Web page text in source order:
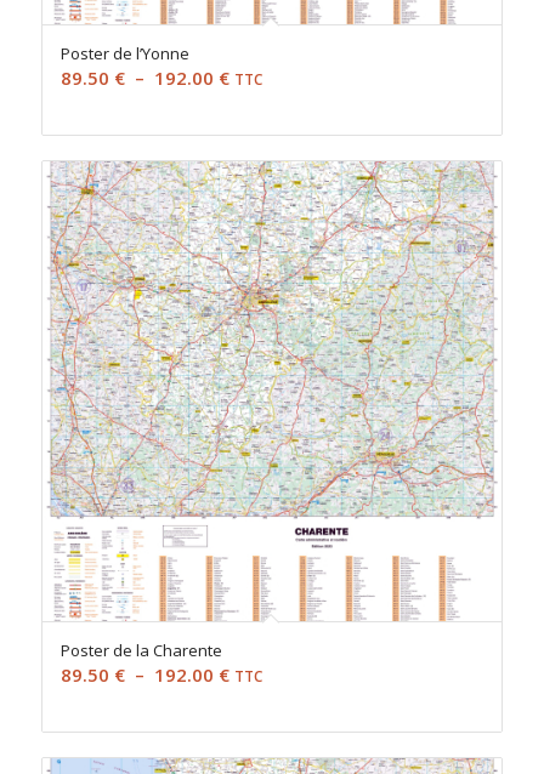
Poster de l’Yonne
89.50 € – 192.00 €Plage
prix :
89.50 €
à
192.00 €
TTC
Poster de la Charente
89.50 € – 192.00 €Plage
prix :
89.50 €
TTC